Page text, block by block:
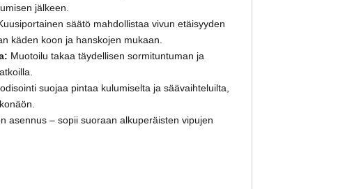
jälkeen.
säätö mahdollistaa vivun etäisyyden
käden koon ja hanskojen mukaan.
Muotoilu takaa täydellisen sormituntuman ja
suojaa pintaa kulumiselta ja säävaihteluilta,
asennus – sopii suoraan alkuperäisten vipujen